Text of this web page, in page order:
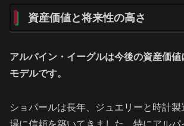
資産価値と将来性の高さ
アルパイン・イーグルは今後の資産価
モデルです。
ショパールは長年、ジュエリーと時計